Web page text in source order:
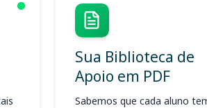
Sua Biblioteca de
Apoio em PDF
Sabemos que cada aluno